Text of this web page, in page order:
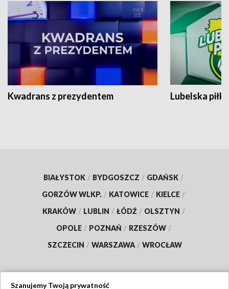
Kwadrans z prezydentem Lubelska piłka
BIAŁYSTOK / BYDGOSZCZ / GDAŃSK /
GORZÓW WLKP. / KATOWICE / KIELCE /
KRAKÓW / LUBLIN / ŁÓDŹ / OLSZTYN /
OPOLE / POZNAŃ / RZESZÓW /
SZCZECIN / WARSZAWA / WROCŁAW
Szanujemy Twoją prywatność